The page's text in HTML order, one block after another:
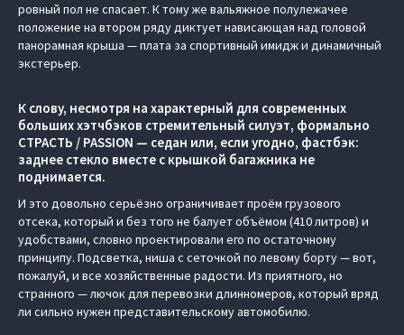
ровный пол не спасает. К тому же вальяжное полулежачее
положение на втором ряду диктует нависающая над головой
панорамная крыша — плата за спортивный имидж и динамичный
экстерьер.
К слову, несмотря на характерный для современных
больших хэтчбэков стремительный силуэт, формально
СТРАСТЬ / PASSION — седан или, если угодно, фастбэк:
заднее стекло вместе с крышкой багажника не
поднимается.
И это довольно серьёзно ограничивает проём грузового
отсека, который и без того не балует объёмом (410 литров) и
удобствами, словно проектировали его по остаточному
принципу. Подсветка, ниша с сеточкой по левому борту — вот,
пожалуй, и все хозяйственные радости. Из приятного, но
странного — лючок для перевозки длинномеров, который вряд
ли сильно нужен представительскому автомобилю.